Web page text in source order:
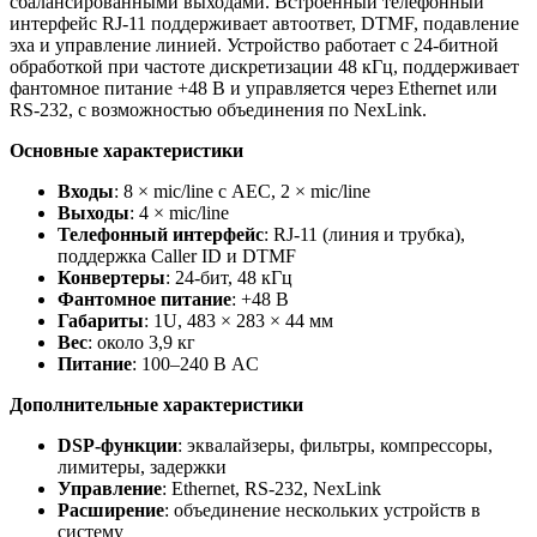
интерфейс RJ‑11 поддерживает автоответ, DTMF, подавление
эха и управление линией. Устройство работает с 24‑битной
обработкой при частоте дискретизации 48 кГц, поддерживает
фантомное питание +48 В и управляется через Ethernet или
RS‑232, с возможностью объединения по NexLink.
Основные характеристики
Входы: 8 × mic/line с AEC, 2 × mic/line
Выходы: 4 × mic/line
Телефонный интерфейс: RJ‑11 (линия и трубка),
поддержка Caller ID и DTMF
Конвертеры: 24‑бит, 48 кГц
Фантомное питание: +48 В
Габариты: 1U, 483 × 283 × 44 мм
Вес: около 3,9 кг
Питание: 100–240 В AC
Дополнительные характеристики
DSP‑функции: эквалайзеры, фильтры, компрессоры,
лимитеры, задержки
Управление: Ethernet, RS‑232, NexLink
Расширение: объединение нескольких устройств в
систему